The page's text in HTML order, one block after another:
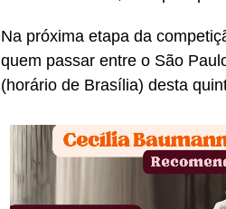
Na próxima etapa da
quem passar entre o São
(horário de Brasília) desta